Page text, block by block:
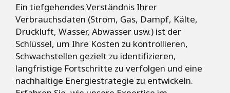
Ein tiefgehendes Verständnis Ihrer
Verbrauchsdaten (Strom, Gas, Dampf, Kälte,
Druckluft, Wasser, Abwasser usw.) ist der
Schlüssel, um Ihre Kosten zu kontrollieren,
Schwachstellen gezielt zu identifizieren,
langfristige Fortschritte zu verfolgen und eine
nachhaltige Energiestrategie zu entwickeln.